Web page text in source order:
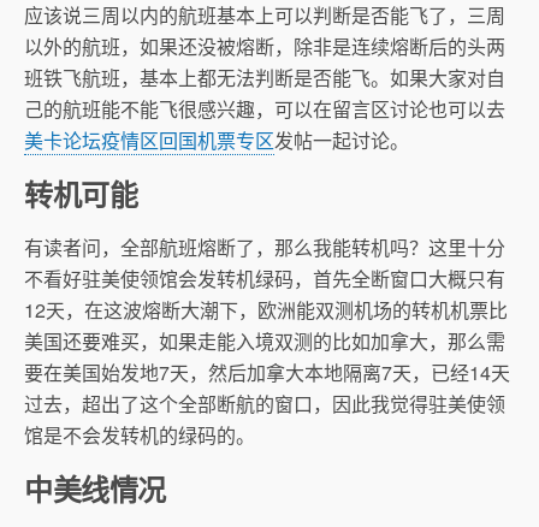
应该说三周以内的航班基本上可以判断是否能飞了，三周
以外的航班，如果还没被熔断，除非是连续熔断后的头两
班铁飞航班，基本上都无法判断是否能飞。如果大家对自
己的航班能不能飞很感兴趣，可以在留言区讨论也可以去
美卡论坛疫情区回国机票专区发帖一起讨论。
转机可能
有读者问，全部航班熔断了，那么我能转机吗？这里十分
不看好驻美使领馆会发转机绿码，首先全断窗口大概只有
12天，在这波熔断大潮下，欧洲能双测机场的转机机票比
美国还要难买，如果走能入境双测的比如加拿大，那么需
要在美国始发地7天，然后加拿大本地隔离7天，已经14天
过去，超出了这个全部断航的窗口，因此我觉得驻美使领
馆是不会发转机的绿码的。
中美线情况